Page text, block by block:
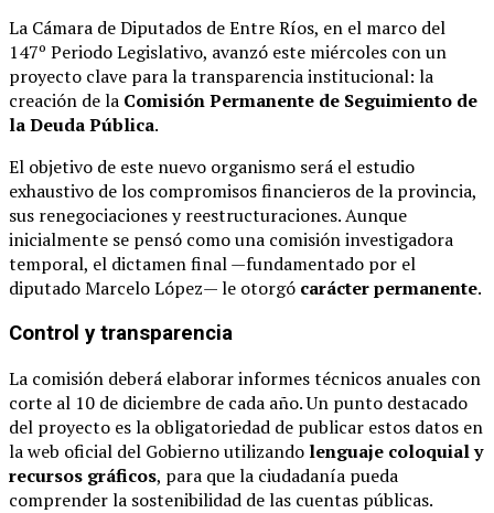
La Cámara de Diputados de Entre Ríos, en el marco del
147º Periodo Legislativo, avanzó este miércoles con un
proyecto clave para la transparencia institucional: la
creación de la Comisión Permanente de Seguimiento de
la Deuda Pública.
El objetivo de este nuevo organismo será el estudio
exhaustivo de los compromisos financieros de la provincia,
sus renegociaciones y reestructuraciones. Aunque
inicialmente se pensó como una comisión investigadora
temporal, el dictamen final —fundamentado por el
diputado Marcelo López— le otorgó carácter permanente.
Control y transparencia
La comisión deberá elaborar informes técnicos anuales con
corte al 10 de diciembre de cada año. Un punto destacado
del proyecto es la obligatoriedad de publicar estos datos en
la web oficial del Gobierno utilizando lenguaje coloquial y
recursos gráficos, para que la ciudadanía pueda
comprender la sostenibilidad de las cuentas públicas.